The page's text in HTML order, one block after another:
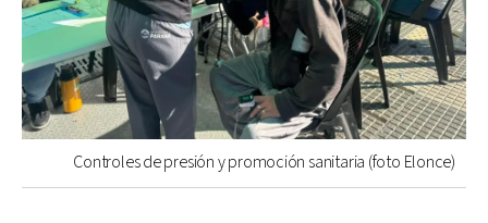
Controles de presión y promoción sanitaria (foto Elonce)